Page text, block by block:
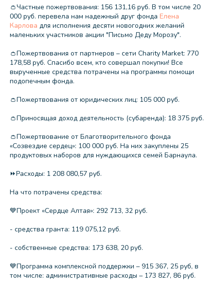
👛Частные пожертвования: 156 131,16 руб. В том числе 20
000 руб. перевела нам надежный друг фонда Елена
Карлова для исполнения десяти новогодних желаний
маленьких участников акции "Письмо Деду Морозу".
👛Пожертвования от партнеров – сети Charity Market: 770
178,58 руб. Спасибо всем, кто совершал покупки! Все
вырученные средства потрачены на программы помощи
подопечным фонда.
👛Пожертвования от юридических лиц: 105 000 руб.
👛Приносящая доход деятельность (субаренда): 18 375 руб.
👛Пожертвование от Благотворительного фонда
«Созвездие сердец»: 100 000 руб. На них закуплены 25
продуктовых наборов для нуждающихся семей Барнаула.
⏩Расходы: 1 208 080,57 руб.
На что потрачены средства:
💙Проект «Сердце Алтая»: 292 713, 32 руб.
- средства гранта: 119 075,12 руб.
- собственные средства: 173 638, 20 руб.
💙Программа комплексной поддержки – 915 367, 25 руб, в
том числе: административные расходы – 173 827, 86 руб.